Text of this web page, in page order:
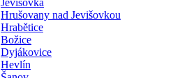
Jevišovka
Hrušovany nad Jevišovkou
Hrabětice
Božice
Dyjákovice
Hevlín